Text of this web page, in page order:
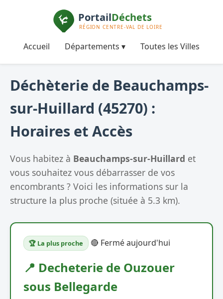
Accueil Départements ▾ Toutes les Villes
Déchèterie de Beauchamps-
sur-Huillard (45270) :
Horaires et Accès
Vous habitez à Beauchamps-sur-Huillard et
vous souhaitez vous débarrasser de vos
encombrants ? Voici les informations sur la
structure la plus proche (située à 5.3 km).
🏆 La plus proche 🔴 Fermé aujourd'hui
📍 Decheterie de Ouzouer
sous Bellegarde